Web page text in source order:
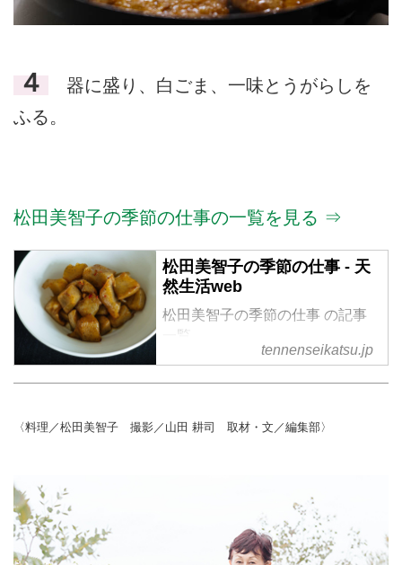
４
器に盛り、白ごま、一味とうがらしを
ふる。
松田美智子の季節の仕事の一覧を見る ⇒
松田美智子の季節の仕事 - 天
然生活web
松田美智子の季節の仕事 の記事
一覧
tennenseikatsu.jp
〈料理／松田美智子 撮影／山田 耕司 取材・文／編集部〉